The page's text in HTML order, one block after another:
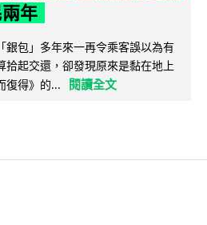
年
銀包」多年來一再令乘客誤以為有
拾起交還，卻發現原來是黏在地上
復得》的...
閱讀全文